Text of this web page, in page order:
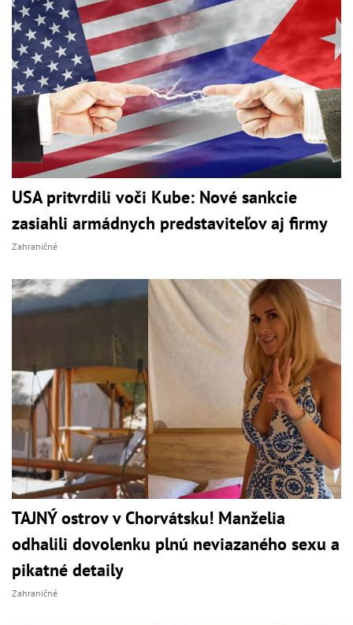
USA pritvrdili voči Kube: Nové sankcie
zasiahli armádnych predstaviteľov aj firmy
Zahraničné
TAJNÝ ostrov v Chorvátsku! Manželia
odhalili dovolenku plnú neviazaného sexu a
pikatné detaily
Zahraničné